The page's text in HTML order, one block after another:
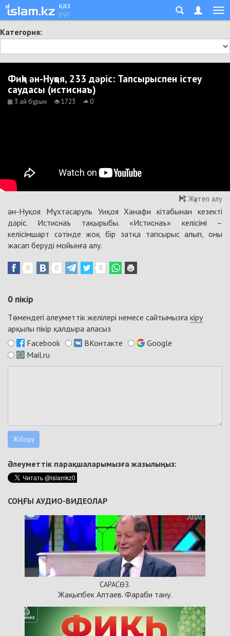
қаз
рус
Категория:
Фиқһ ән-Нуқоя, 233 дәріс: Тапсырыспен істеу
саудасы (истиснаъ)
3 ай бұрын 1723 0
Жүктеп алу
ән-Нуқоя Мұхтәсаруль Уиқоя Ханафи кітабынан кезекті
дәріс. Истиснаъ тақырыбы. «Истиснаъ» келісімі –
келісімшарт сәтінде жоқ бір затқа тапсырыс алып, оны
жасап беруді мойынға алу.
0 0 0
0 пікір
Төмендегі әлеуметтік желілері немесе сайтымызға кіру
арқылы пікір қалдыра аласыз
Facebook
ВКонтакте
Google
Mail.ru
Әлеуметтік парақшаларымызға жазылыңыз:
СОҢҒЫ АУДИО-ВИДЕОЛАР
САРАСӨЗ.
Жақыпбек Алтаев. Фараби тану.